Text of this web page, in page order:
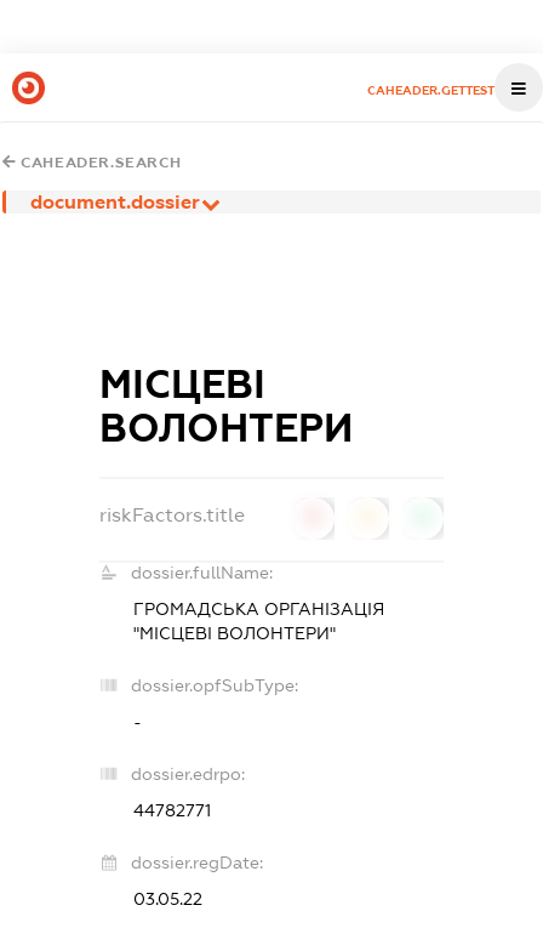
CAHEADER.GETTEST
CAHEADER.SEARCH
document.dossier
МІСЦЕВІ
ВОЛОНТЕРИ
riskFactors.title
dossier.fullName:
ГРОМАДСЬКА ОРГАНІЗАЦІЯ
"МІСЦЕВІ ВОЛОНТЕРИ"
dossier.opfSubType:
-
dossier.edrpo:
44782771
dossier.regDate:
03.05.22